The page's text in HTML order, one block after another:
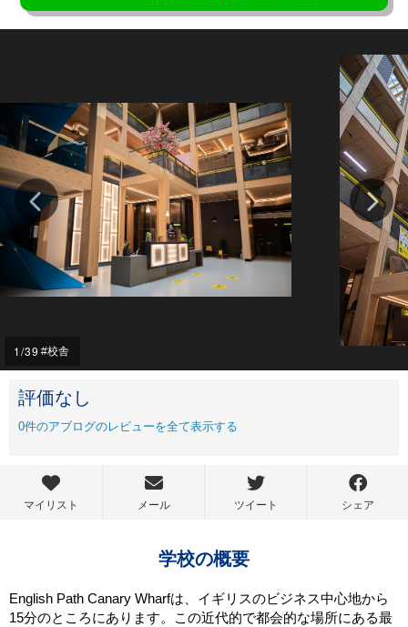
1/39 校舎
評価なし
0件のアブログのレビューを全て表示する
マイリスト メール ツイート シェア
学校の概要
English Path Canary Wharfは、イギリスのビジネス中心地から
15分のところにあります。この近代的で都会的な場所にある最